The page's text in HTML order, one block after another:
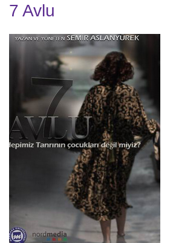
7 Avlu